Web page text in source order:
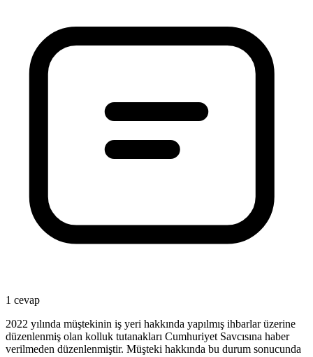
1 cevap
2022 yılında müştekinin iş yeri hakkında yapılmış ihbarlar üzerine
düzenlenmiş olan kolluk tutanakları Cumhuriyet Savcısına haber
verilmeden düzenlenmiştir. Müşteki hakkında bu durum sonucunda